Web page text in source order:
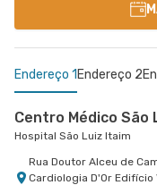
Endereço 1 Endereço 2
Centro Médico São
Hospital São Luiz Itaim
Rua Doutor Alceu de
Cardiologia D'Or Edifício